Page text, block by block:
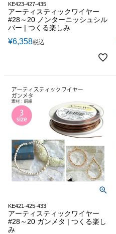
KE423-427-435
アーティスティックワイヤー
#28～20 ノンターニッシュシル
バー | つくる楽しみ
¥6,358税込
KE421-425-433
アーティスティックワイヤー
#28～20 ガンメタ | つくる楽し
み